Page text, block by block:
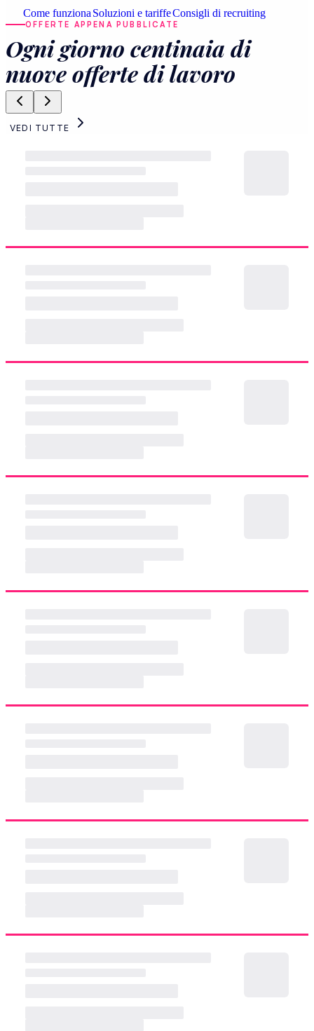
Come funziona Soluzioni e tariffeConsigli di recruiting
OFFERTE APPENA PUBBLICATE
Ogni giorno centinaia di
nuove offerte di lavoro
VEDI TUTTE